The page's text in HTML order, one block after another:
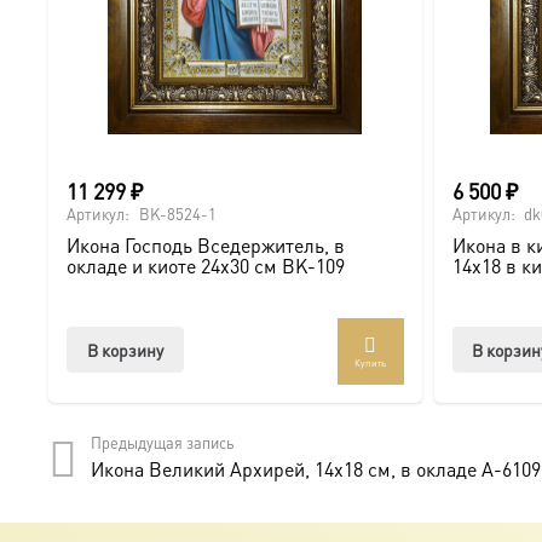
11 299₽
Артикул: BK-8524-1
Икона Господь Вседержитель, в
окладе и киоте 24х30 см BK-109
В корзину
Купить
6 500₽
Артикул:
Икона в
14х18 в
В
Предыдущая запись
Икона Великий Архирей, 14х18 см, в окладе A-6109